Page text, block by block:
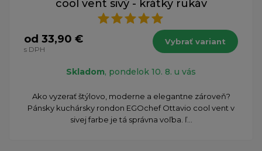
cool vent sivý - krátky rukáv
od 33,90 €
s DPH
Vybrať variant
Skladom, pondelok 10. 8. u vás
Ako vyzerať štýlovo, moderne a elegantne zároveň?
Pánsky kuchársky rondon EGOchef Ottavio cool vent v
sivej farbe je tá správna voľba. ľ...